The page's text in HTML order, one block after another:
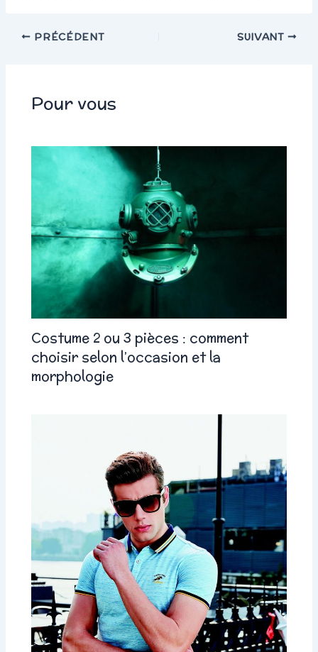
PRÉCÉDENT SUIVANT
Pour vous
Costume 2 ou 3 pièces : comment
choisir selon l’occasion et la
morphologie